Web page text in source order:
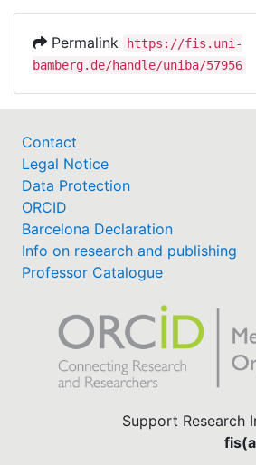
Permalink
https://fis.uni-
bamberg.de/handle/uniba/57956
Contact
Legal Notice
Data Protection
ORCID
Barcelona Declaration
Info on research and publishing
Professor Catalogue
Support Research